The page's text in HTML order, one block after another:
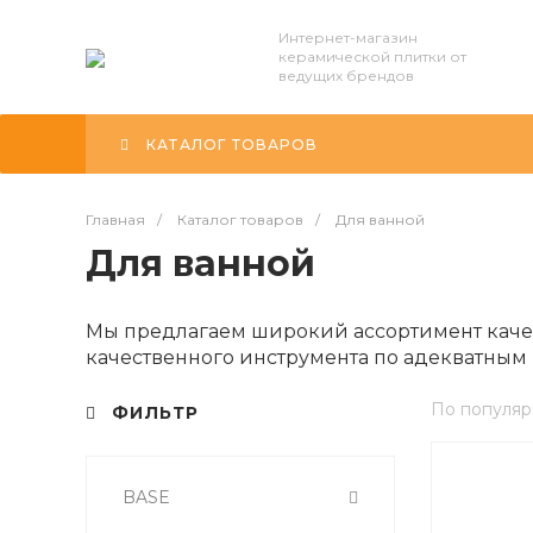
Интернет-магазин
керамической плитки от
ведущих брендов
КАТАЛОГ ТОВАРОВ
Главная / Каталог товаров / Для ванной
Для ванной
Мы предлагаем широкий ассортимент
качественного инструмента по
ФИЛЬТР
BASE
По